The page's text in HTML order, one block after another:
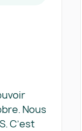
Nous
C’est